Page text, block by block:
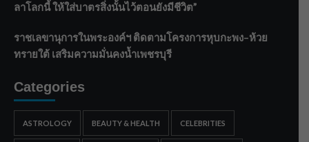
ลาโลกนี้ ให้ใส่บาตรสิ่งนั้นไว้ตอนยังมีชีวิต”
ราชเลขานุการในพระองค์ฯ ติดตามโครงการหุบกะพง–ห้วย
ทรายใต้ เสริมความมั่นคงน้ำเพชรบุรี
Categories
ASTROLOGY BEAUTY & HEALTH CELEBRITIES